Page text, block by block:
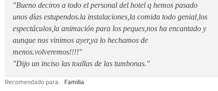
"Bueno deciros a todo el personal del hotel q hemos pasado
unos días estupendos.la instalaciones,la comida todo genial,los
espectáculos,la animación para los peques,nos ha encantado y
aunque nos vinimos ayer,ya lo hechamos de
menos.volveremos!!!!"
"Dijo un inciso las toallas de las tumbonas."
Recomendado para: Familia